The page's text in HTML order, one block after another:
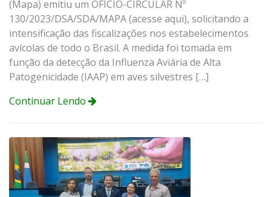
(Mapa) emitiu um OFÍCIO-CIRCULAR Nº
130/2023/DSA/SDA/MAPA (acesse aqui), solicitando a
intensificação das fiscalizações nos estabelecimentos
avícolas de todo o Brasil. A medida foi tomada em
função da detecção da Influenza Aviária de Alta
Patogenicidade (IAAP) em aves silvestres […]
Continuar Lendo